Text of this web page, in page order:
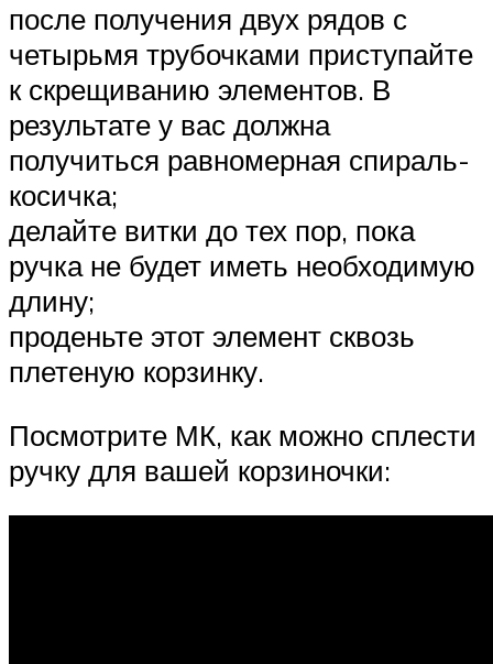
после получения двух рядов с
четырьмя трубочками приступайте
к скрещиванию элементов. В
результате у вас должна
получиться равномерная спираль-
косичка;
делайте витки до тех пор, пока
ручка не будет иметь необходимую
длину;
проденьте этот элемент сквозь
плетеную корзинку.
Посмотрите МК, как можно сплести
ручку для вашей корзиночки: